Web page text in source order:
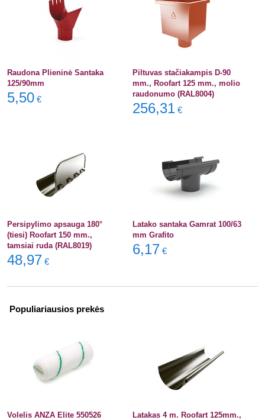
Raudona Plieninė Santaka
125/90mm
5,50 €
Piltuvas stačiakampis D-90
mm., Roofart 125 mm., molio
raudonumo (RAL8004)
256,31 €
Persipylimo apsauga 180°
(tiesi) Roofart 150 mm.,
tamsiai ruda (RAL8019)
48,97 €
Latako santaka Gamrat 100/63
mm Grafito
6,17 €
Populiariausios prekės
Volelis ANZA Elite 550526
Latakas 4 m. Roofart 125mm.,